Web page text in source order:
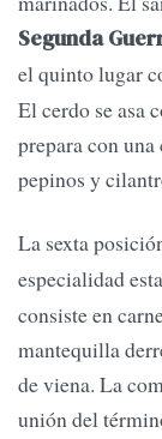
Segunda
el quinto lugar
El cerdo se asa
prepara con
pepinos y
La sexta
especialidad
consiste en
mantequilla
de viena. La
unión del